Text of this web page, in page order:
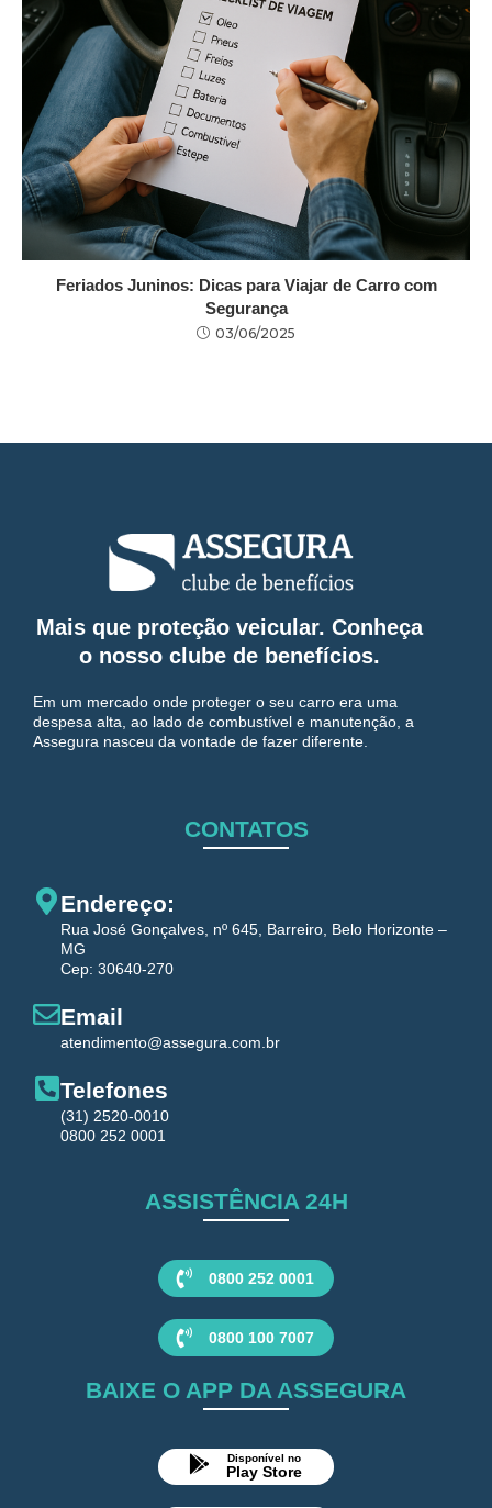
Feriados Juninos: Dicas para Viajar de Carro com
Segurança
03/06/2025
Mais que proteção veicular. Conheça
o nosso clube de benefícios.
Em um mercado onde proteger o seu carro era uma
despesa alta, ao lado de combustível e manutenção, a
Assegura nasceu da vontade de fazer diferente.
CONTATOS
Endereço:
Rua José Gonçalves, nº 645, Barreiro, Belo Horizonte –
MG
Cep: 30640-270
Email
atendimento@assegura.com.br
Telefones
(31) 2520-0010
0800 252 0001
ASSISTÊNCIA 24H
0800 252 0001
0800 100 7007
BAIXE O APP DA ASSEGURA
Disponível no
Play Store